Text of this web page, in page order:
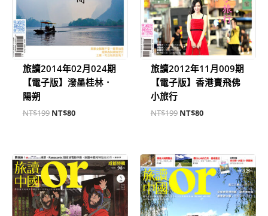
旅讀2014年02月024期
【電子版】潑墨桂林．
陽朔
NT$199 NT$80
旅讀2012年11月009期
【電子版】香港賣飛佛
小旅行
NT$199 NT$80
原
始
價
格：
NT$199。
目
前
價
格：
NT$80。
原
始
價
格：
NT$199。
目
前
價
格：
NT$80。